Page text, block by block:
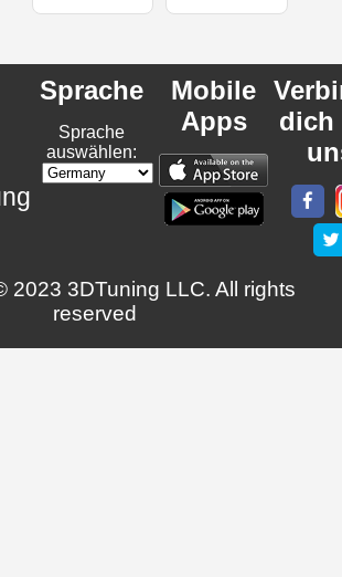
Sprache
Sprache
auswählen:
Mobile
Apps
dich
2023 3DTuning LLC. All rights
reserved